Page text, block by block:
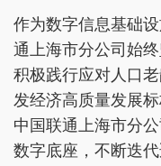
作为数字信息基础
通上海市分公司始
积极践行应对人口
发经济高质量发展
中国联通上海市分
数字底座，不断迭